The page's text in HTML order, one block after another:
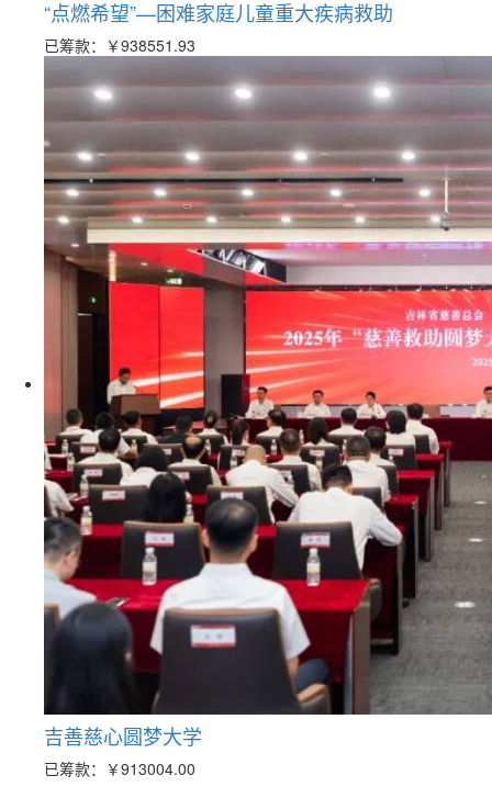
“点燃希望”—困难家庭儿童重大疾病救助
已筹款： ￥938551.93
吉善慈心圆梦大学
已筹款： ￥913004.00